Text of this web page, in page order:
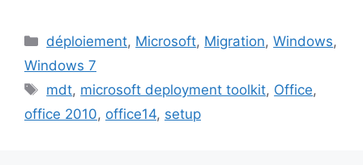
Catégories
déploiement, Microsoft, Migration,Windows,
Windows 7
Étiquettes
mdt, microsoft deployment toolkit, Office,
office 2010, office14, setup